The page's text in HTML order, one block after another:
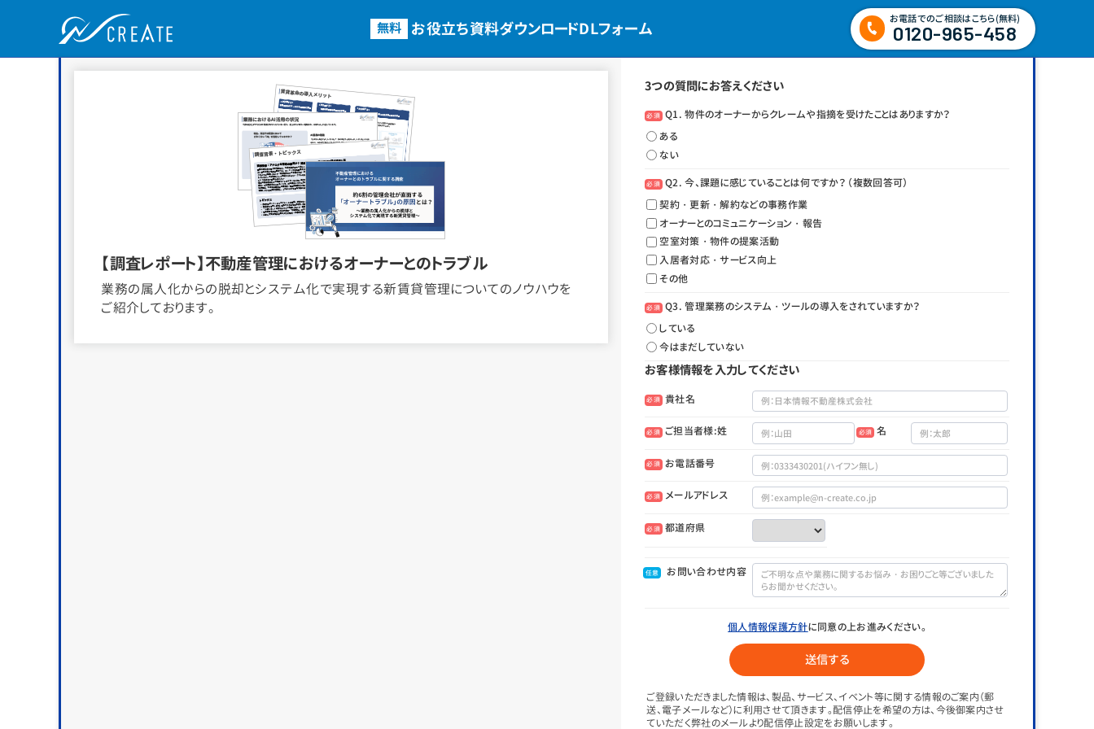
無料 お役立ち資料ダウンロードDLフォーム お電話でのご相談はこちら(無料)
0120-965-458
【調査レポート】不動産管理におけるオーナーとのトラブル
業務の属人化からの脱却とシステム化で実現する新賃貸管理についてのノウハウを
ご紹介しております。
3つの質問にお答えください
必須
Q1. 物件のオーナーからクレームや指摘を受けたことはありますか？
ある
ない
必須
Q2. 今、課題に感じていることは何ですか？ （複数回答可）
契約・更新・解約などの事務作業
オーナーとのコミュニケーション・報告
空室対策・物件の提案活動
入居者対応・サービス向上
その他
必須
Q3. 管理業務のシステム・ツールの導入をされていますか？
している
今はまだしていない
お客様情報を入力してください
必須 貴社名
必須 ご担当者様:姓 必須 名
必須 お電話番号
必須 メールアドレス
必須 都道府県
任意 お問い合わせ内容
個人情報保護方針に同意の上お進みください。
ご登録いただきました情報は、製品、サービス、イベント等に関する情報のご案内（郵
送、電子メールなど）に利用させて頂きます。配信停止を希望の方は、今後御案内させ
ていただく弊社のメールより配信停止設定をお願いします。